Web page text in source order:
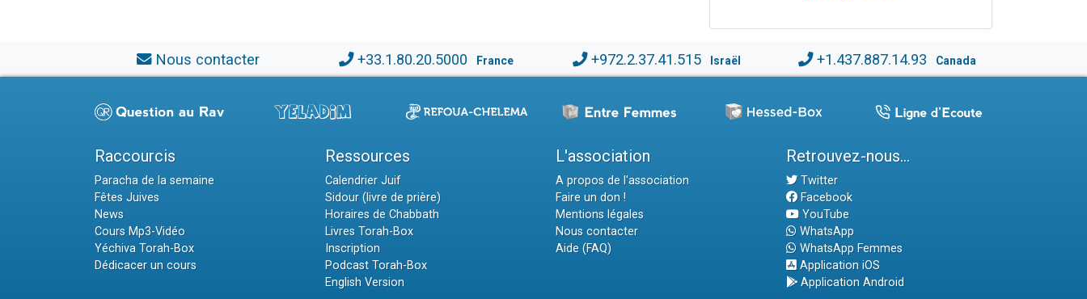
Nous contacter +33.1.80.20.5000 France +972.2.37.41.515 Israël +1.437.887.14.93 Canada
Raccourcis
Paracha de la semaine
Fêtes Juives
News
Cours Mp3-Vidéo
Yéchiva Torah-Box
Dédicacer un cours
Ressources
Calendrier Juif
Sidour (livre de prière)
Horaires de Chabbath
Livres Torah-Box
Inscription
Podcast Torah-Box
English Version
L'association
A propos de l'association
Faire un don !
Mentions légales
Nous contacter
Aide (FAQ)
Retrouvez-nous...
Twitter
Facebook
YouTube
WhatsApp
WhatsApp Femmes
Application iOS
Application Android